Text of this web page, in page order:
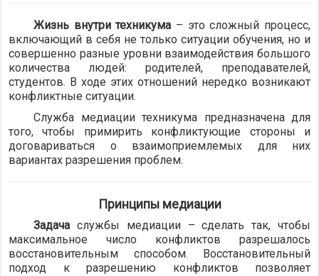
Жизнь внутри техникума – это сложный процесс,
включающий в себя не только ситуации обучения, но и
совершенно разные уровни взаимодействия большого
количества людей: родителей, преподавателей,
студентов. В ходе этих отношений нередко возникают
конфликтные ситуации.
Служба медиации техникума предназначена для
того, чтобы примирить конфликтующие стороны и
договариваться о взаимоприемлемых для них
вариантах разрешения проблем.
Принципы медиации
Задача службы медиации – сделать так, чтобы
максимальное число конфликтов разрешалось
восстановительным способом. Восстановительный
подход к разрешению конфликтов позволяет